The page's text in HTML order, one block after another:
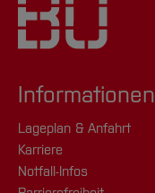
Informationen
Lageplan & Anfahrt
Karriere
Notfall-Infos